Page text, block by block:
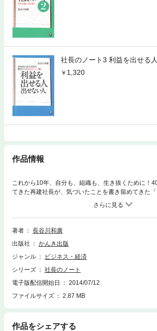
社長のノート3 利益を出せる
1,320
作品情報
これから10年、自分も、組織も、生き抜くために！
てきた再建社長が、気づいたことを書き留めてきた「
公開。「結果の出せる社員」「実力あるリーダー」
著者
長谷川和廣
出版社
かんき出版
ジャンル
ビジネス・経済
シリーズ
社長のノート
電子版配信開始日
2014/07/12
ファイルサイズ
2.87 MB
作品をシェアする